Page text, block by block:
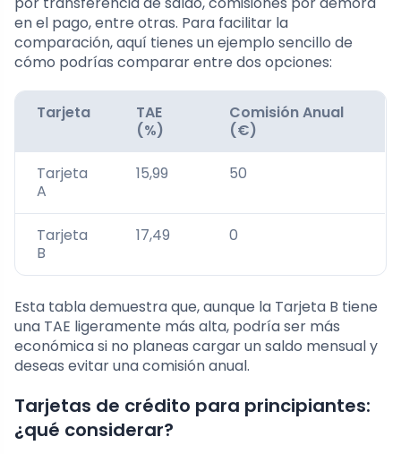
en el pago, entre otras. Para facilitar la
comparación, aquí tienes un ejemplo sencillo de
cómo podrías comparar entre dos opciones:
Tarjeta
TAE
(%)
Comisión Anual
(€)
Tarjeta
A
15,99 50
Tarjeta
B
17,49 0
Esta tabla demuestra que, aunque la Tarjeta B tiene
una TAE ligeramente más alta, podría ser más
económica si no planeas cargar un saldo mensual y
deseas evitar una comisión anual.
Tarjetas de crédito para principiantes:
¿qué considerar?